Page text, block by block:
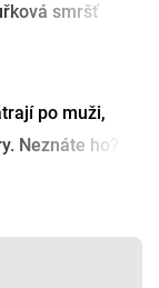
smršť
po muži,
Neznáte ho?